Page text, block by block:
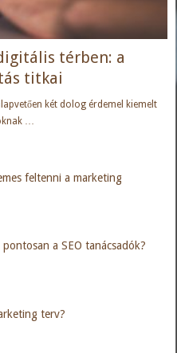
térben: a
titkai
két dolog érdemel kiemelt
…
feltenni a marketing
a SEO tanácsadók?
terv?